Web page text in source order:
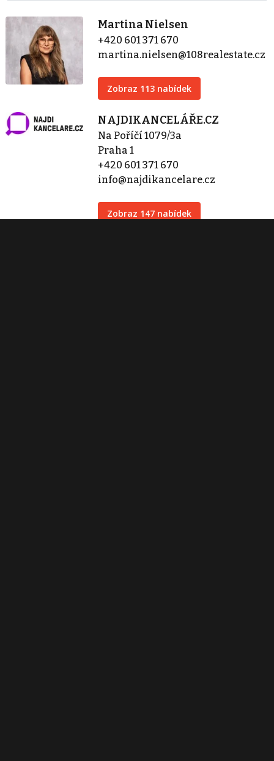
Martina Nielsen
+420 601 371 670
martina.nielsen@108realestate.cz
Zobraz 113 nabídek
NAJDIKANCELÁŘE.CZ
Na Poříčí 1079/3a
Praha 1
+420 601 371 670
info@najdikancelare.cz
Zobraz 147 nabídek